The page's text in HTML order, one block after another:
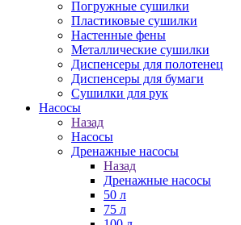
Погружные сушилки
Пластиковые сушилки
Настенные фены
Металлические сушилки
Диспенсеры для полотенец
Диспенсеры для бумаги
Сушилки для рук
Насосы
Назад
Насосы
Дренажные насосы
Назад
Дренажные насосы
50 л
75 л